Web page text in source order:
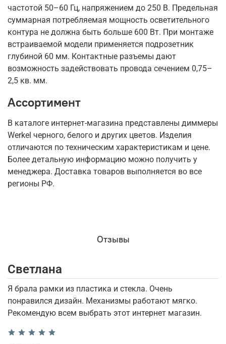
частотой 50–60 Гц, напряжением до 250 В. Предельная
суммарная потребляемая мощность осветительного
контура не должна быть больше 600 Вт. При монтаже
встраиваемой модели применяется подрозетник
глубиной 60 мм. Контактные разъемы дают
возможность задействовать провода сечением 0,75–
2,5 кв. мм.
Ассортимент
В каталоге интернет-магазина представлены диммеры
Werkel черного, белого и других цветов. Изделия
отличаются по техническим характеристикам и цене.
Более детальную информацию можно получить у
менеджера. Доставка товаров выполняется во все
регионы РФ.
Отзывы
Светлана
Я брала рамки из пластика и стекла. Очень
понравился дизайн. Механизмы работают мягко.
Рекомендую всем выбрать этот интернет магазин.